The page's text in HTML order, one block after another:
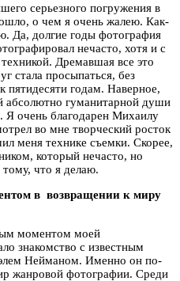
серьезного погружения в
о чем я очень жалею. Как-
Да, долгие годы фотография
нечасто, хотя и с
Дремавшая все это
стала просыпаться, без
пятидесяти годам. Наверное,
абсолютно гуманитарной души
Я очень благодарен Михаилу
во мне творческий росток
меня технике съемки. Скорее,
который нечасто, но
тому, что я делаю.
в возвращении к миру
моментом моей
знакомство с известным
Нейманом. Именно он по-
жанровой фотографии. Среди